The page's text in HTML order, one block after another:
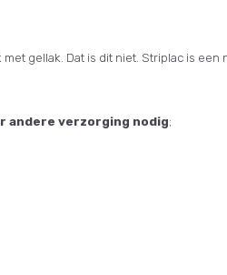
gellak. Dat is dit niet. Striplac is
andere verzorging nodig;